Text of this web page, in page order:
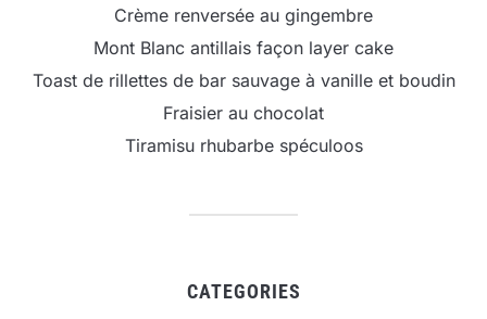
Crème renversée au gingembre
Mont Blanc antillais façon layer cake
Toast de rillettes de bar sauvage à vanille et boudin
Fraisier au chocolat
Tiramisu rhubarbe spéculoos
CATEGORIES